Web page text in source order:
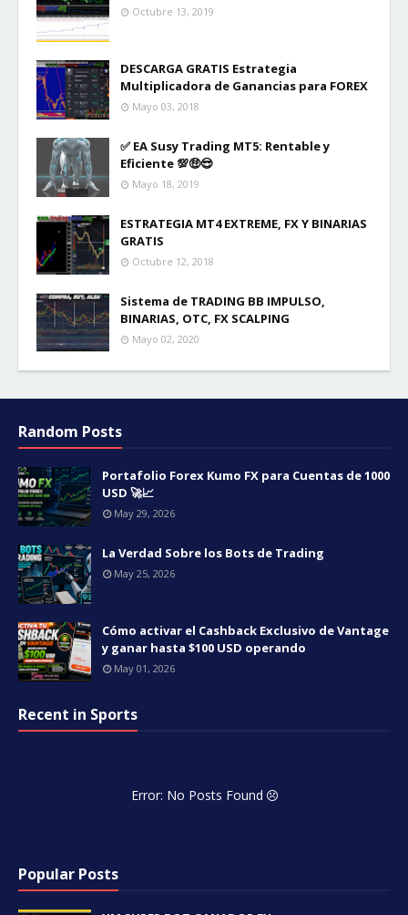
Octubre 13, 2019
DESCARGA GRATIS Estrategia
Multiplicadora de Ganancias para FOREX
Mayo 03, 2018
✅ EA Susy Trading MT5: Rentable y
Eficiente 💯🤑😎
Mayo 18, 2019
ESTRATEGIA MT4 EXTREME, FX Y BINARIAS
GRATIS
Octubre 12, 2018
Sistema de TRADING BB IMPULSO,
BINARIAS, OTC, FX SCALPING
Mayo 02, 2020
Random Posts
Portafolio Forex Kumo FX para Cuentas de 1000
USD 🚀📈
May 29, 2026
La Verdad Sobre los Bots de Trading
May 25, 2026
Cómo activar el Cashback Exclusivo de Vantage
y ganar hasta $100 USD operando
May 01, 2026
Recent in Sports
Error: No Posts Found
Popular Posts